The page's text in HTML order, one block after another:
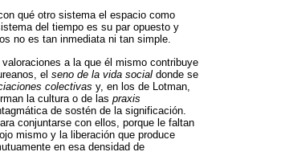
qué otro sistema el espacio como
del tiempo es su par opuesto y
no es tan inmediata ni tan simple.
a la que él mismo contribuye
el seno de la vida social donde se
colectivas y, en los de Lotman,
la cultura o de las praxis
de sostén de la significación.
conjuntarse con ellos, porque le faltan
mismo y la liberación que produce
en esa densidad de